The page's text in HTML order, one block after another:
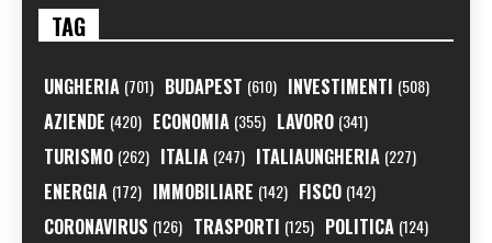
TAG
UNGHERIA (701) BUDAPEST (610) INVESTIMENTI (508)
AZIENDE (420) ECONOMIA (355) LAVORO (341)
TURISMO (262) ITALIA (247) ITALIAUNGHERIA (227)
ENERGIA (172) IMMOBILIARE (142) FISCO (142)
CORONAVIRUS (126) TRASPORTI (125) POLITICA (124)